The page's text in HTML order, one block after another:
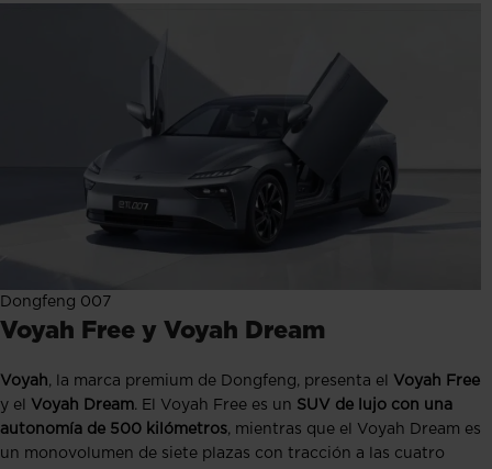
Dongfeng 007
Voyah Free y Voyah Dream
Voyah, la marca premium de Dongfeng, presenta el Voyah Free
y el Voyah Dream. El Voyah Free es un SUV de lujo con una
autonomía de 500 kilómetros, mientras que el Voyah Dream es
un monovolumen de siete plazas con tracción a las cuatro